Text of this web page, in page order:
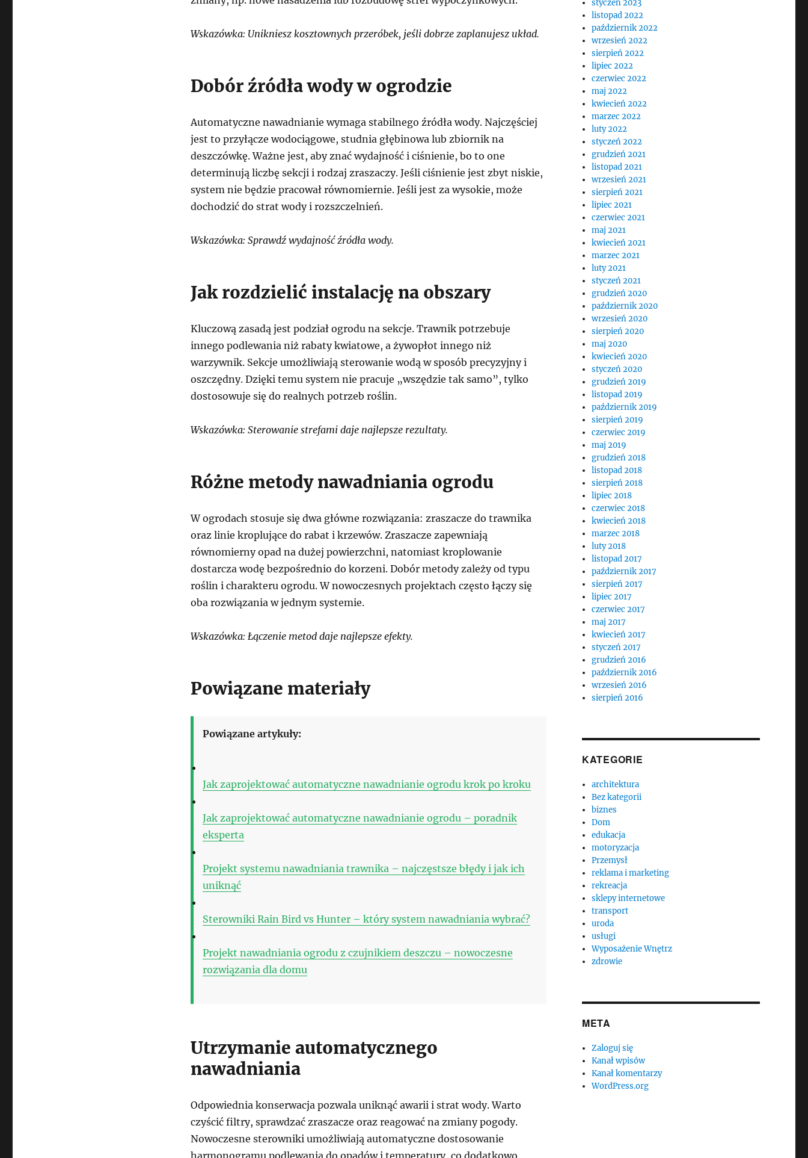
Wskazówka: Unikniesz kosztownych przeróbek, jeśli dobrze zaplanujesz układ.
Dobór źródła wody w ogrodzie
Automatyczne nawadnianie wymaga stabilnego źródła wody. Najczęściej
jest to przyłącze wodociągowe, studnia głębinowa lub zbiornik na
deszczówkę. Ważne jest, aby znać wydajność i ciśnienie, bo to one
determinują liczbę sekcji i rodzaj zraszaczy. Jeśli ciśnienie jest zbyt niskie,
system nie będzie pracował równomiernie. Jeśli jest za wysokie, może
dochodzić do strat wody i rozszczelnień.
Wskazówka: Sprawdź wydajność źródła wody.
Jak rozdzielić instalację na obszary
Kluczową zasadą jest podział ogrodu na sekcje. Trawnik potrzebuje
innego podlewania niż rabaty kwiatowe, a żywopłot innego niż
warzywnik. Sekcje umożliwiają sterowanie wodą w sposób precyzyjny i
oszczędny. Dzięki temu system nie pracuje „wszędzie tak samo”, tylko
dostosowuje się do realnych potrzeb roślin.
Wskazówka: Sterowanie strefami daje najlepsze rezultaty.
Różne metody nawadniania ogrodu
W ogrodach stosuje się dwa główne rozwiązania: zraszacze do trawnika
oraz linie kroplujące do rabat i krzewów. Zraszacze zapewniają
równomierny opad na dużej powierzchni, natomiast kroplowanie
dostarcza wodę bezpośrednio do korzeni. Dobór metody zależy od typu
roślin i charakteru ogrodu. W nowoczesnych projektach często łączy się
oba rozwiązania w jednym systemie.
Wskazówka: Łączenie metod daje najlepsze efekty.
Powiązane materiały
Powiązane artykuły:
Jak zaprojektować automatyczne nawadnianie ogrodu krok po kroku
Jak zaprojektować automatyczne nawadnianie ogrodu – poradnik
eksperta
Projekt systemu nawadniania trawnika – najczęstsze błędy i jak ich
uniknąć
Sterowniki Rain Bird vs Hunter – który system nawadniania wybrać?
Projekt nawadniania ogrodu z czujnikiem deszczu – nowoczesne
rozwiązania dla domu
Utrzymanie automatycznego
nawadniania
Odpowiednia konserwacja pozwala uniknąć awarii i strat wody. Warto
czyścić filtry, sprawdzać zraszacze oraz reagować na zmiany pogody.
Nowoczesne sterowniki umożliwiają automatyczne dostosowanie
styczeń 2023
listopad 2022
październik 2022
wrzesień 2022
sierpień 2022
lipiec 2022
czerwiec 2022
maj 2022
kwiecień 2022
marzec 2022
luty 2022
styczeń 2022
grudzień 2021
listopad 2021
wrzesień 2021
sierpień 2021
lipiec 2021
czerwiec 2021
maj 2021
kwiecień 2021
marzec 2021
luty 2021
styczeń 2021
grudzień 2020
październik 2020
wrzesień 2020
sierpień 2020
maj 2020
kwiecień 2020
styczeń 2020
grudzień 2019
listopad 2019
październik 2019
sierpień 2019
czerwiec 2019
maj 2019
grudzień 2018
listopad 2018
sierpień 2018
lipiec 2018
czerwiec 2018
kwiecień 2018
marzec 2018
luty 2018
listopad 2017
październik 2017
sierpień 2017
lipiec 2017
czerwiec 2017
maj 2017
kwiecień 2017
styczeń 2017
grudzień 2016
październik 2016
wrzesień 2016
sierpień 2016
KATEGORIE
architektura
Bez kategorii
biznes
Dom
edukacja
motoryzacja
Przemysł
reklama i marketing
rekreacja
sklepy internetowe
transport
uroda
usługi
Wyposażenie Wnętrz
zdrowie
META
Zaloguj się
Kanał wpisów
Kanał komentarzy
WordPress.org